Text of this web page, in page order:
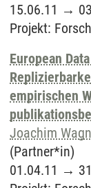
15.06.11 →
Projekt:
European
empirischen
Joachim
(Partner*in)
01.04.11 →